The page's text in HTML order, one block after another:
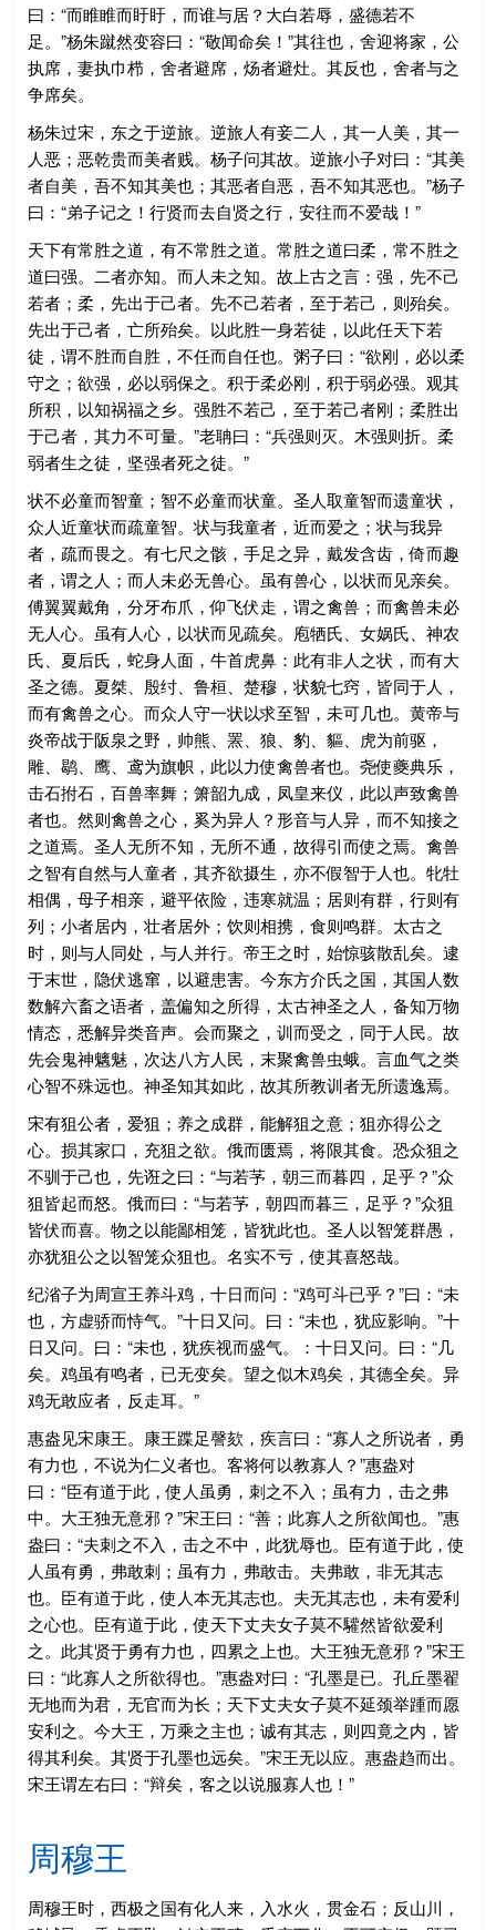
曰：“而睢睢而盱盱，而谁与居？大白若辱，盛德若不
足。”杨朱蹴然变容曰：“敬闻命矣！”其往也，舍迎将家，公
执席，妻执巾栉，舍者避席，炀者避灶。其反也，舍者与之
争席矣。
杨朱过宋，东之于逆旅。逆旅人有妾二人，其一人美，其一
人恶；恶乾贵而美者贱。杨子问其故。逆旅小子对曰：“其美
者自美，吾不知其美也；其恶者自恶，吾不知其恶也。”杨子
曰：“弟子记之！行贤而去自贤之行，安往而不爱哉！”
天下有常胜之道，有不常胜之道。常胜之道曰柔，常不胜之
道曰强。二者亦知。而人未之知。故上古之言：强，先不己
若者；柔，先出于己者。先不己若者，至于若己，则殆矣。
先出于己者，亡所殆矣。以此胜一身若徒，以此任天下若
徒，谓不胜而自胜，不任而自任也。粥子曰：“欲刚，必以柔
守之；欲强，必以弱保之。积于柔必刚，积于弱必强。观其
所积，以知祸福之乡。强胜不若己，至于若己者刚；柔胜出
于己者，其力不可量。”老聃曰：“兵强则灭。木强则折。柔
弱者生之徒，坚强者死之徒。”
状不必童而智童；智不必童而状童。圣人取童智而遗童状，
众人近童状而疏童智。状与我童者，近而爱之；状与我异
者，疏而畏之。有七尺之骸，手足之异，戴发含齿，倚而趣
者，谓之人；而人未必无兽心。虽有兽心，以状而见亲矣。
傅翼翼戴角，分牙布爪，仰飞伏走，谓之禽兽；而禽兽未必
无人心。虽有人心，以状而见疏矣。庖牺氏、女娲氏、神农
氏、夏后氏，蛇身人面，牛首虎鼻：此有非人之状，而有大
圣之德。夏桀、殷纣、鲁桓、楚穆，状貌七窍，皆同于人，
而有禽兽之心。而众人守一状以求至智，未可几也。黄帝与
炎帝战于阪泉之野，帅熊、罴、狼、豹、貙、虎为前驱，
雕、鹖、鹰、鸢为旗帜，此以力使禽兽者也。尧使夔典乐，
击石拊石，百兽率舞；箫韶九成，凤皇来仪，此以声致禽兽
者也。然则禽兽之心，奚为异人？形音与人异，而不知接之
之道焉。圣人无所不知，无所不通，故得引而使之焉。禽兽
之智有自然与人童者，其齐欲摄生，亦不假智于人也。牝牡
相偶，母子相亲，避平依险，违寒就温；居则有群，行则有
列；小者居内，壮者居外；饮则相携，食则鸣群。太古之
时，则与人同处，与人并行。帝王之时，始惊骇散乱矣。逮
于末世，隐伏逃窜，以避患害。今东方介氏之国，其国人数
数解六畜之语者，盖偏知之所得，太古神圣之人，备知万物
情态，悉解异类音声。会而聚之，训而受之，同于人民。故
先会鬼神魑魅，次达八方人民，末聚禽兽虫蛾。言血气之类
心智不殊远也。神圣知其如此，故其所教训者无所遗逸焉。
宋有狙公者，爱狙；养之成群，能解狙之意；狙亦得公之
心。损其家口，充狙之欲。俄而匮焉，将限其食。恐众狙之
不驯于己也，先诳之曰：“与若芧，朝三而暮四，足乎？”众
狙皆起而怒。俄而曰：“与若芧，朝四而暮三，足乎？”众狙
皆伏而喜。物之以能鄙相笼，皆犹此也。圣人以智笼群愚，
亦犹狙公之以智笼众狙也。名实不亏，使其喜怒哉。
纪渻子为周宣王养斗鸡，十日而问：“鸡可斗已乎？”曰：“未
也，方虚骄而恃气。”十日又问。曰：“未也，犹应影响。”十
日又问。曰：“未也，犹疾视而盛气。：十日又问。曰：“几
矣。鸡虽有鸣者，已无变矣。望之似木鸡矣，其德全矣。异
鸡无敢应者，反走耳。”
惠盎见宋康王。康王蹀足謦欬，疾言曰：“寡人之所说者，勇
有力也，不说为仁义者也。客将何以教寡人？”惠盎对
曰：“臣有道于此，使人虽勇，刺之不入；虽有力，击之弗
中。大王独无意邪？”宋王曰：“善；此寡人之所欲闻也。”惠
盎曰：“夫刺之不入，击之不中，此犹辱也。臣有道于此，使
人虽有勇，弗敢刺；虽有力，弗敢击。夫弗敢，非无其志
也。臣有道于此，使人本无其志也。夫无其志也，未有爱利
之心也。臣有道于此，使天下丈夫女子莫不驩然皆欲爱利
之。此其贤于勇有力也，四累之上也。大王独无意邪？”宋王
曰：“此寡人之所欲得也。”惠盎对曰：“孔墨是已。孔丘墨翟
无地而为君，无官而为长；天下丈夫女子莫不延颈举踵而愿
安利之。今大王，万乘之主也；诚有其志，则四竟之内，皆
得其利矣。其贤于孔墨也远矣。”宋王无以应。惠盎趋而出。
宋王谓左右曰：“辩矣，客之以说服寡人也！”
周穆王
周穆王时，西极之国有化人来，入水火，贯金石；反山川，